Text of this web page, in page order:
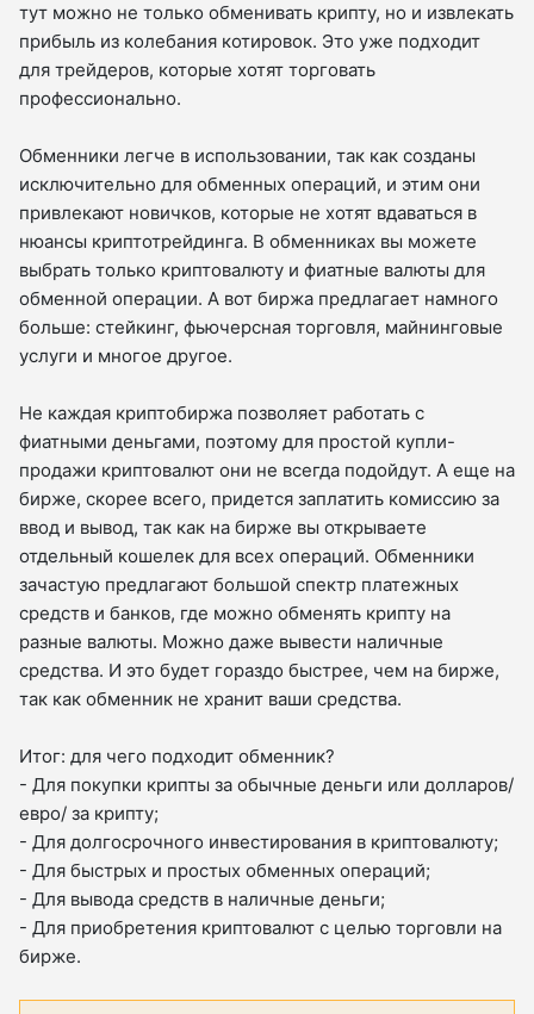
тут можно не только обменивать крипту, но и извлекать
прибыль из колебания котировок. Это уже подходит
для трейдеров, которые хотят торговать
профессионально.
Обменники легче в использовании, так как созданы
исключительно для обменных операций, и этим они
привлекают новичков, которые не хотят вдаваться в
нюансы криптотрейдинга. В обменниках вы можете
выбрать только криптовалюту и фиатные валюты для
обменной операции. А вот биржа предлагает намного
больше: стейкинг, фьючерсная торговля, майнинговые
услуги и многое другое.
Не каждая криптобиржа позволяет работать с
фиатными деньгами, поэтому для простой купли-
продажи криптовалют они не всегда подойдут. А еще на
бирже, скорее всего, придется заплатить комиссию за
ввод и вывод, так как на бирже вы открываете
отдельный кошелек для всех операций. Обменники
зачастую предлагают большой спектр платежных
средств и банков, где можно обменять крипту на
разные валюты. Можно даже вывести наличные
средства. И это будет гораздо быстрее, чем на бирже,
так как обменник не хранит ваши средства.
Итог: для чего подходит обменник?
- Для покупки крипты за обычные деньги или долларов/
евро/ за крипту;
- Для долгосрочного инвестирования в криптовалюту;
- Для быстрых и простых обменных операций;
- Для вывода средств в наличные деньги;
- Для приобретения криптовалют с целью торговли на
бирже.